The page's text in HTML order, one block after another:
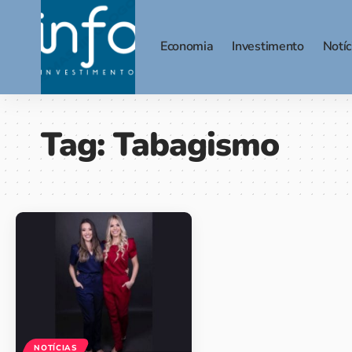
Economia Investimento
Tag:Tabagismo
NOTÍCIAS